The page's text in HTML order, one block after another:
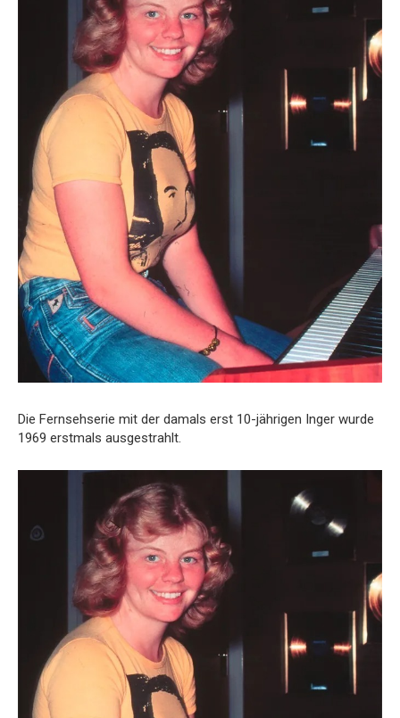
Die Fernsehserie mit der damals erst 10-jährigen Inger wurde
1969 erstmals ausgestrahlt.